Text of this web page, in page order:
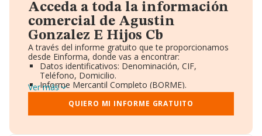
Acceda a toda la información
comercial de Agustin
Gonzalez E Hijos Cb
A través del informe gratuito que te proporcionamos
desde Einforma, donde vas a encontrar:
Datos identificativos: Denominación, CIF,
Teléfono, Domicilio.
Informe Mercantil Completo (BORME).
Gráficos de Evolución Ventas y Empleados.
Consejo de Administración y Administradores.
Directivos y Ejecutivos.
Ver más
QUIERO MI INFORME GRATUITO